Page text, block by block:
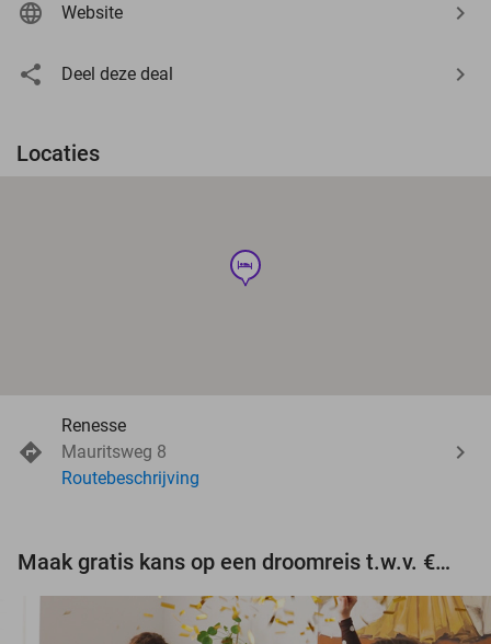
Website
Deel deze deal
Locaties
hotel
Renesse
Mauritsweg 8
Routebeschrijving
Maak gratis kans op een droomreis t.w.v. €3.000!